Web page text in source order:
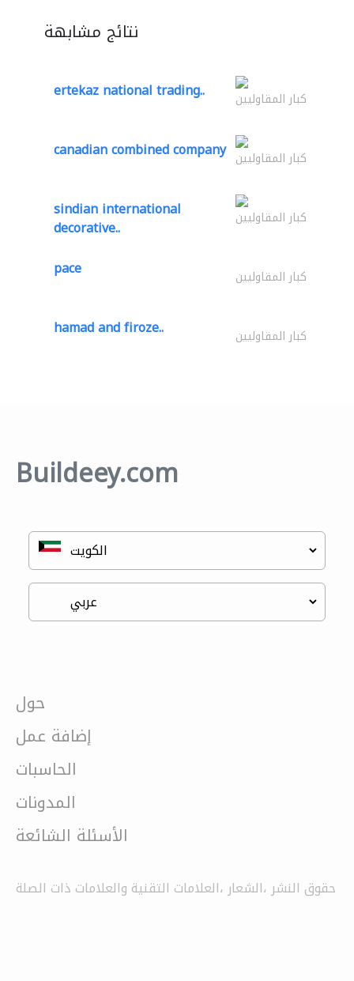
نتائج مشابهة
ertekaz national trading.. كبار المقاوليين
canadian combined company كبار المقاوليين
sindian international
decorative.. كبار المقاوليين
pace كبار المقاوليين
hamad and firoze.. كبار المقاوليين
Buildeey.com
حول
إضافة عمل
الحاسبات
المدونات
الأسئلة الشائعة
حقوق النشر ،الشعار ،العلامات التقنية والعلامات ذات الصلة